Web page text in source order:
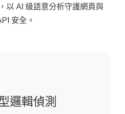
以 AI 級語意分析守護網頁與
安全。
邏輯偵測